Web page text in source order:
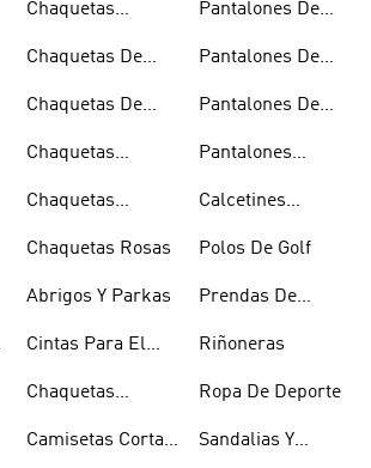
Chaquetas
Chaquetas De
Chaquetas De
Chaquetas
Chaquetas
Chaquetas Rosas
Abrigos Y Parkas
Cintas Para El
Chaquetas
Camisetas Cortas
Pantalones De
Pantalones De
Pantalones De
Pantalones
Calcetines
Polos De Golf
Prendas De
Riñoneras
Ropa De Deporte
Sandalias Y